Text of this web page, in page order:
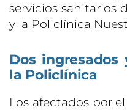
servicios sanitarios
y la Policlínica
Dos
la Policlínica
Los afectados por